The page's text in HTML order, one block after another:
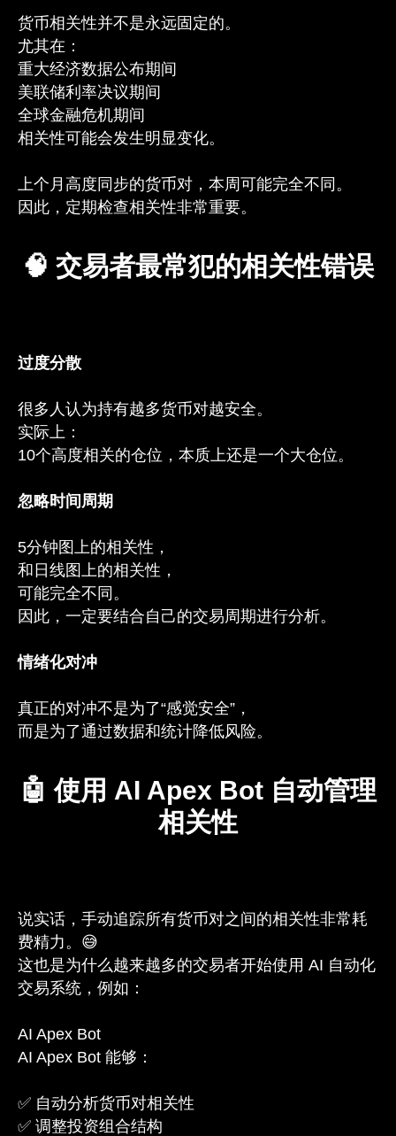
货币相关性并不是永远固定的。
尤其在：
重大经济数据公布期间
美联储利率决议期间
全球金融危机期间
相关性可能会发生明显变化。
上个月高度同步的货币对，本周可能完全不同。
因此，定期检查相关性非常重要。
🧠 交易者最常犯的相关性错误
过度分散
很多人认为持有越多货币对越安全。
实际上：
10个高度相关的仓位，本质上还是一个大仓位。
忽略时间周期
5分钟图上的相关性，
和日线图上的相关性，
可能完全不同。
因此，一定要结合自己的交易周期进行分析。
情绪化对冲
真正的对冲不是为了“感觉安全”，
而是为了通过数据和统计降低风险。
🤖 使用 AI Apex Bot 自动管理
相关性
说实话，手动追踪所有货币对之间的相关性非常耗
费精力。😅
这也是为什么越来越多的交易者开始使用 AI 自动化
交易系统，例如：
AI Apex Bot
AI Apex Bot 能够：
✅ 自动分析货币对相关性
✅ 调整投资组合结构